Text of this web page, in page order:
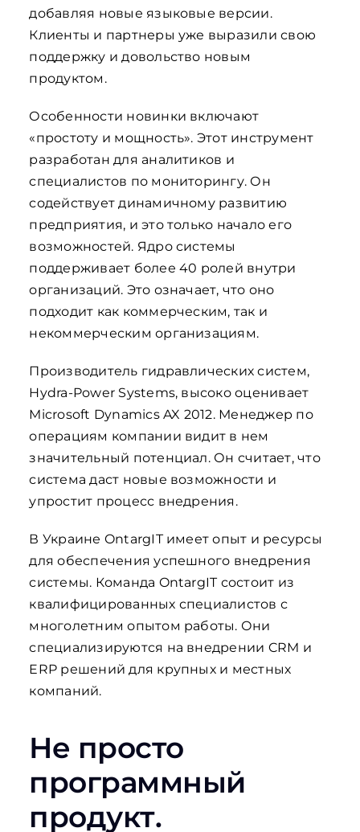
добавляя новые языковые версии.
Клиенты и партнеры уже выразили свою
поддержку и довольство новым
продуктом.
Особенности новинки включают
«простоту и мощность». Этот инструмент
разработан для аналитиков и
специалистов по мониторингу. Он
содействует динамичному развитию
предприятия, и это только начало его
возможностей. Ядро системы
поддерживает более 40 ролей внутри
организаций. Это означает, что оно
подходит как коммерческим, так и
некоммерческим организациям.
Производитель гидравлических систем,
Hydra-Power Systems, высоко оценивает
Microsoft Dynamics AX 2012. Менеджер по
операциям компании видит в нем
значительный потенциал. Он считает, что
система даст новые возможности и
упростит процесс внедрения.
В Украине OntargIT имеет опыт и ресурсы
для обеспечения успешного внедрения
системы. Команда OntargIT состоит из
квалифицированных специалистов с
многолетним опытом работы. Они
специализируются на внедрении CRM и
ERP решений для крупных и местных
компаний.
Не просто
программный
продукт.